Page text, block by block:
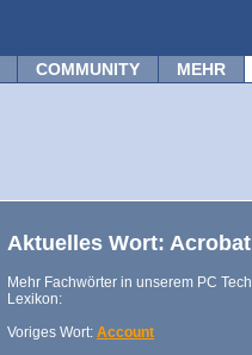
COMMUNITY MEHR
Aktuelles Wort: Acrobat
Mehr Fachwörter in unserem PC
Lexikon:
Voriges Wort: Account